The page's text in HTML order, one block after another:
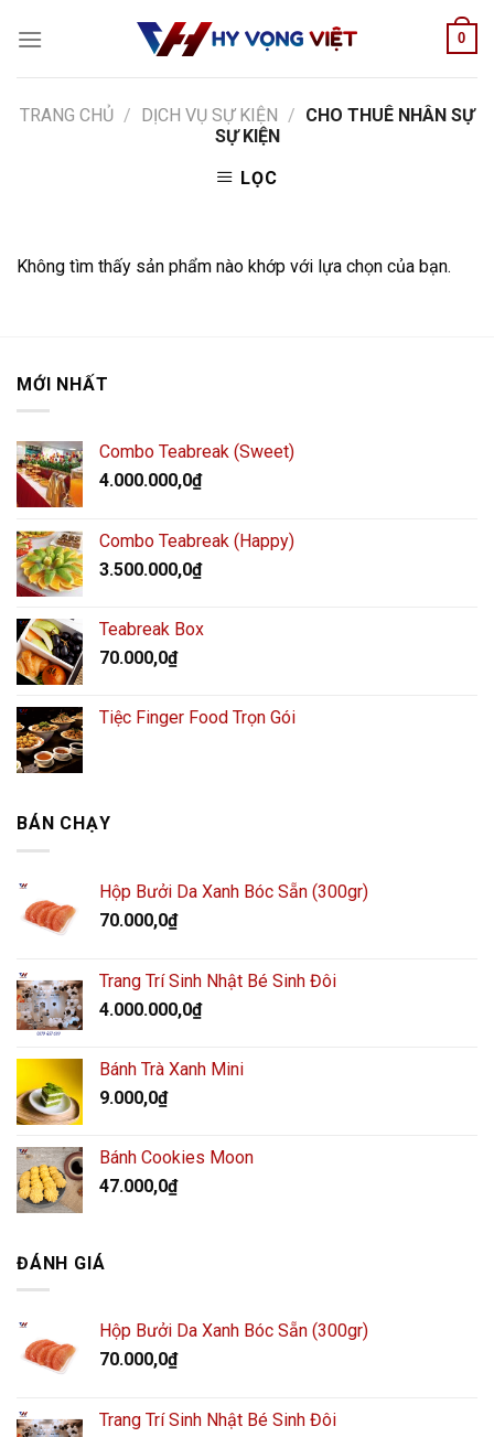
0
TRANG CHỦ / DỊCH VỤ SỰ KIỆN / CHO THUÊ NHÂN SỰ
SỰ KIỆN
LỌC
Không tìm thấy sản phẩm nào khớp với lựa chọn của bạn.
MỚI NHẤT
Combo Teabreak (Sweet)
4.000.000,0₫
Combo Teabreak (Happy)
3.500.000,0₫
Teabreak Box
70.000,0₫
Tiệc Finger Food Trọn Gói
BÁN CHẠY
Hộp Bưởi Da Xanh Bóc Sẵn (300gr)
70.000,0₫
Trang Trí Sinh Nhật Bé Sinh Đôi
4.000.000,0₫
Bánh Trà Xanh Mini
9.000,0₫
Bánh Cookies Moon
47.000,0₫
ĐÁNH GIÁ
Hộp Bưởi Da Xanh Bóc Sẵn (300gr)
70.000,0₫
Trang Trí Sinh Nhật Bé Sinh Đôi